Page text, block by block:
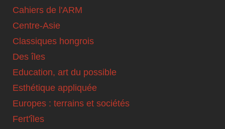
Cahiers de l'ARM
Centre-Asie
Classiques hongrois
Des îles
Education, art du possible
Esthétique appliquée
Europes : terrains et sociétés
Fert'îles